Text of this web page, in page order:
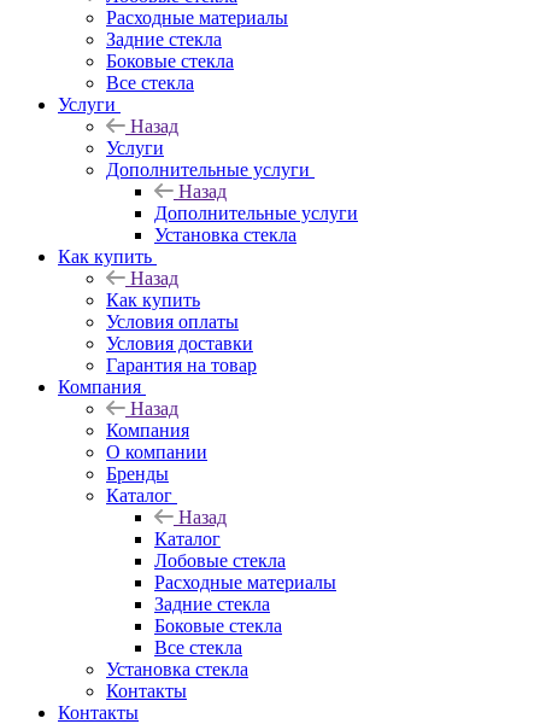
Расходные материалы
Задние стекла
Боковые стекла
Все стекла
Услуги
Назад
Услуги
Дополнительные услуги
Назад
Дополнительные услуги
Установка стекла
Как купить
Назад
Как купить
Условия оплаты
Условия доставки
Гарантия на товар
Компания
Назад
Компания
О компании
Бренды
Каталог
Назад
Каталог
Лобовые стекла
Расходные материалы
Задние стекла
Боковые стекла
Все стекла
Установка стекла
Контакты
Контакты